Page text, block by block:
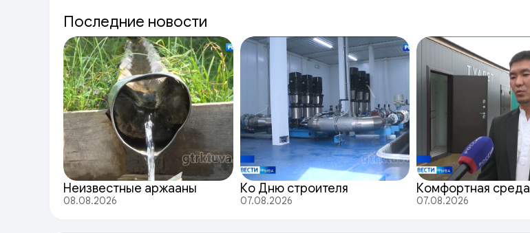
Последние новости
Неизвестные аржааны
08.08.2026
Ко Дню строителя
07.08.2026
Комфортная среда
07.08.2026